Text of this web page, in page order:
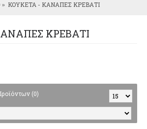
ΚΟΥΚΕΤΑ - ΚΑΝΑΠΕΣ ΚΡΕΒΑΤΙ
ΚΡΕΒΑΤΙ
(0)